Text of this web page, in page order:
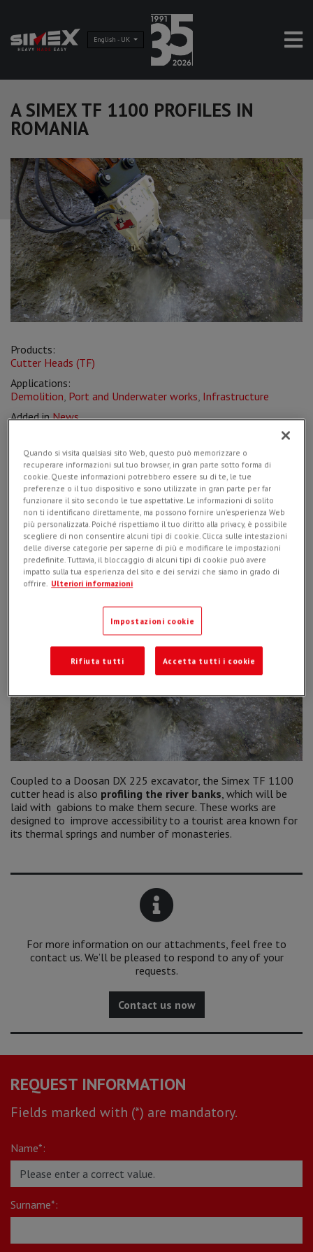
English - UK
A SIMEX TF 1100 PROFILES IN
ROMANIA
Products:
Cutter Heads (TF)
Applications:
Demolition, Port and Underwater works, Infrastructure
Added inNews
A TF 1100 is performing work along the Cheia River in
Romania.
Our dealerSC Ircathas sold aSimex TF 1100 cutter
headto contracting company Chimpronet of Valcea for
workto profile the slopesalong the road parallel to the
Cheia River, where jutting rocks can complicate circulation.
Coupled to a Doosan DX 225 excavator, the Simex TF 1100
cutter head is also profiling the river banks, which will be
laid with gabions to make them secure. These works are
designed to improve accessibility to a tourist area known for
its thermal springs and number of monasteries.
For more information on our attachments, feel free to
contact us. We’ll be pleased to respond to any of your
requests.
Contact us now
REQUEST INFORMATION
Fields marked with (*) are mandatory.
Name*:
Surname*:
Quando si visita qualsiasi sito Web, questo può memorizzare o
recuperare informazioni sul tuo browser, in gran parte sotto forma di
cookie. Queste informazioni potrebbero essere su di te, le tue
preferenze o il tuo dispositivo e sono utilizzate in gran parte per far
funzionare il sito secondo le tue aspettative. Le informazioni di solito
non ti identificano direttamente, ma possono fornire un'esperienza Web
più personalizzata. Poiché rispettiamo il tuo diritto alla privacy, è possibile
scegliere di non consentire alcuni tipi di cookie. Clicca sulle intestazioni
delle diverse categorie per saperne di più e modificare le impostazioni
predefinite. Tuttavia, il bloccaggio di alcuni tipi di cookie può avere
impatto sulla tua esperienza del sito e dei servizi che siamo in grado di
offrire. Ulteriori informazioni
Impostazioni cookie
Rifiuta tutti Accetta tutti i cookie